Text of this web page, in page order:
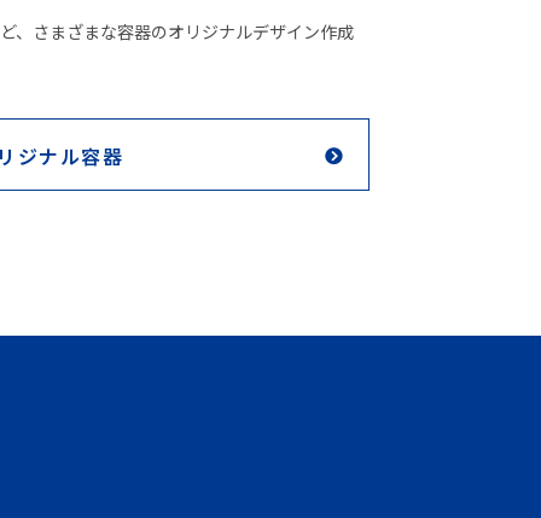
、さまざまな容器のオリジナルデザイン作成
ジナル容器